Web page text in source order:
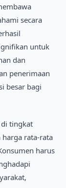
secara
untuk
dan
penerimaan
besar bagi
tingkat
rata-rata
harus